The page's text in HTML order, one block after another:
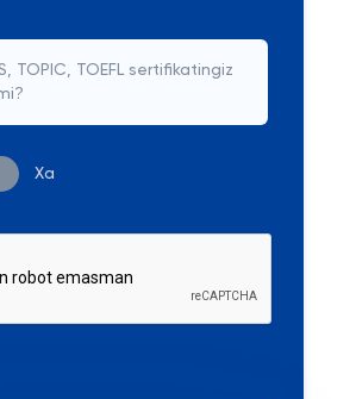
TOPIC, TOEFL sertifikatingiz
Xa